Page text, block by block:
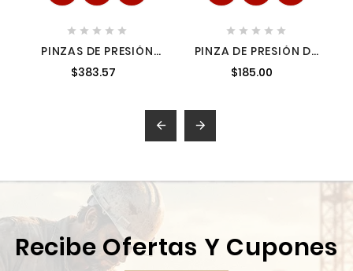
    
PINZAS DE PRESIÓN
TORQUE LOCK PUNTA
LARGA 6" MILWAUKEE
$383.57
    
PINZA DE PRESIÓN DE
4" NARIZ LARGA
URREA PNL4
$185.00
 
Recibe Ofertas Y Cupones